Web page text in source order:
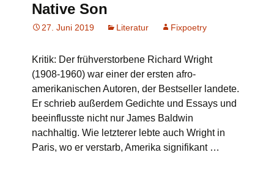
Native Son
27. Juni 2019 Literatur Fixpoetry
Kritik: Der frühverstorbene Richard Wright
(1908-1960) war einer der ersten afro-
amerikanischen Autoren, der Bestseller landete.
Er schrieb außerdem Gedichte und Essays und
beeinflusste nicht nur James Baldwin
nachhaltig. Wie letzterer lebte auch Wright in
Paris, wo er verstarb, Amerika signifikant …